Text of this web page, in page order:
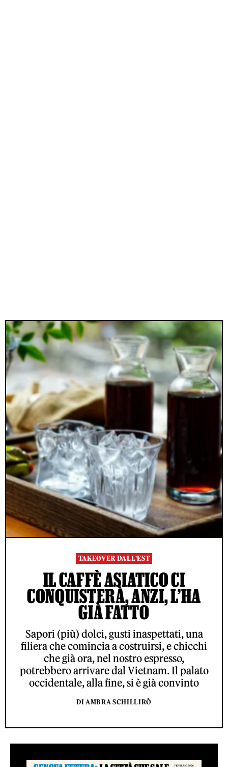
TAKEOVER DALL'EST
IL CAFFÈ ASIATICO CI
CONQUISTERÀ, ANZI, L’HA
GIÀ FATTO
Sapori (più) dolci, gusti inaspettati, una
filiera che comincia a costruirsi, e chicchi
che già ora, nel nostro espresso,
potrebbero arrivare dal Vietnam. Il palato
occidentale, alla fine, si è già convinto
DI AMBRA SCHILLIRÒ